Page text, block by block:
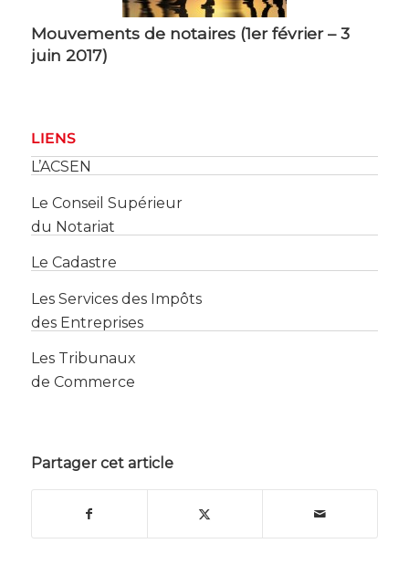
Mouvements de notaires (1er février – 3
juin 2017)
LIENS
L’ACSEN
Le Conseil Supérieur
du Notariat
Le Cadastre
Les Services des Impôts
des Entreprises
Les Tribunaux
de Commerce
Partager cet article